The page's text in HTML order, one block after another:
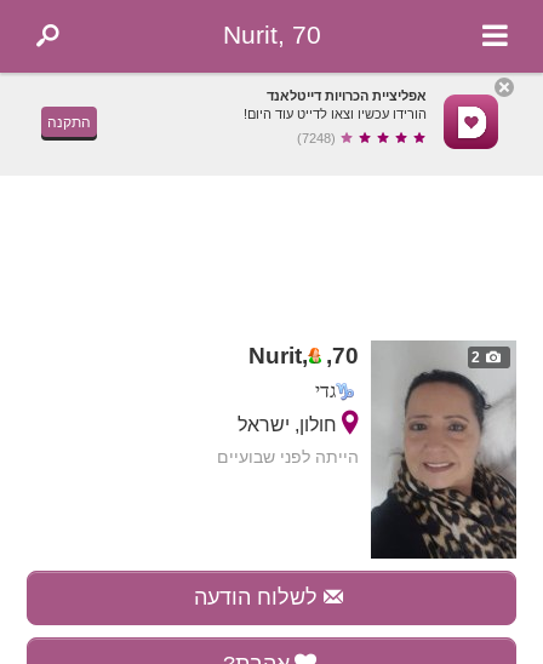
Nurit, 70
אפליציית הכרויות דייטלאנד
הורידו עכשיו וצאו לדייט עוד היום!
(7248)
התקנה
2
Nurit, ,70
גדי
חולון, ישראל
הייתה לפני שבועיים
לשלוח הודעה